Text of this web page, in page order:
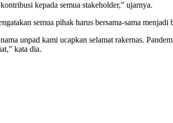
kepada semua stakeholder,” ujarnya.
semua pihak harus bersama-sama
unpad kami ucapkan selamat rakernas.
kata dia.